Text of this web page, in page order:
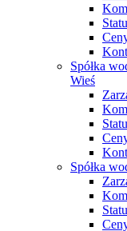
Spółka
Wieś
Spółka